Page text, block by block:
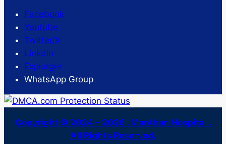
Facebook
Youtube
Twitter/X
Linkdin
Explurger
WhatsApp Group
Copyright © 2024 – 2026 . Manthan Hospital .
All Rights Reserved.